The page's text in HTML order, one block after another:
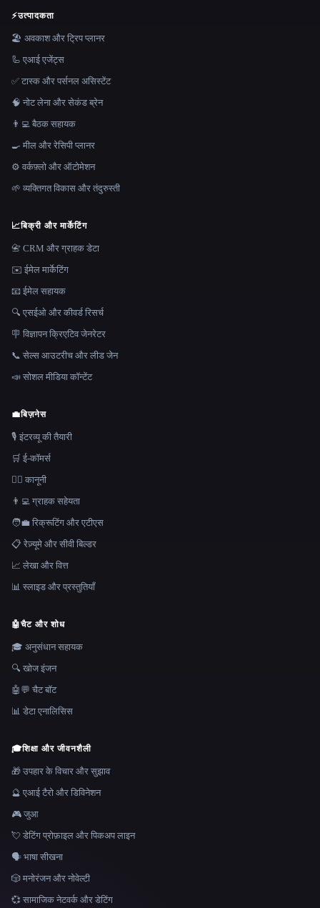
⚡उत्पादकता
🏖 अवकाश और ट्रिप प्लानर
🦾 एआई एजेंट्स
✅ टास्क और पर्सनल असिस्टेंट
🧠 नोट लेना और सेकंड ब्रेन
👨‍💻 बैठक सहायक
🍳 मील और रेसिपी प्लानर
⚙️ वर्कफ़्लो और ऑटोमेशन
🌱 व्यक्तिगत विकास और तंदुरुस्ती
📈बिक्री और मार्केटिंग
📇 CRM और ग्राहक डेटा
✉️ ईमेल मार्केटिंग
📧 ईमेल सहायक
🔍 एसईओ और कीवर्ड रिसर्च
🪧 विज्ञापन क्रिएटिव जेनरेटर
📞 सेल्स आउटरीच और लीड जेन
📣 सोशल मीडिया कॉन्टेंट
💼बिज़नेस
🎙️ इंटरव्यू की तैयारी
🛒 ई-कॉमर्स
👩‍⚖️ कानूनी
👨‍💻 ग्राहक सहेयता
🧑‍💼 रिक्रूटिंग और एटीएस
📋 रेज़्यूमे और सीवी बिल्डर
📈 लेखा और वित्त
📊 स्लाइड और प्रस्तुतियाँ
🤖चैट और शोध
🎓 अनुसंधान सहायक
🔍 खोज इंजन
🤖💬 चैट बॉट
📊 डेटा एनालिसिस
🎓शिक्षा और जीवनशैली
🎁 उपहार के विचार और सुझाव
🔮 एआई टैरो और डिविनेशन
🎮 जुआ
💘 डेटिंग प्रोफ़ाइल और पिकअप लाइन
🗣️ भाषा सीखना
🎲 मनोरंजन और नोवेल्टी
💞 सामाजिक नेटवर्क और डेटिंग